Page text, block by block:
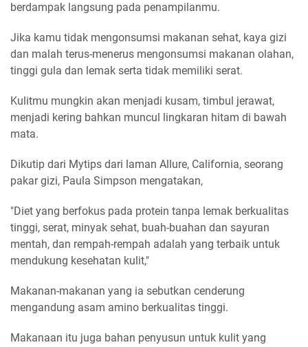
berdampak langsung pada penampilanmu.
Jika kamu tidak mengonsumsi makanan sehat, kaya gizi
dan malah terus-menerus mengonsumsi makanan olahan,
tinggi gula dan lemak serta tidak memiliki serat.
Kulitmu mungkin akan menjadi kusam, timbul jerawat,
menjadi kering bahkan muncul lingkaran hitam di bawah
mata.
Dikutip dari Mytips dari laman Allure, California, seorang
pakar gizi, Paula Simpson mengatakan,
"Diet yang berfokus pada protein tanpa lemak berkualitas
tinggi, serat, minyak sehat, buah-buahan dan sayuran
mentah, dan rempah-rempah adalah yang terbaik untuk
mendukung kesehatan kulit,"
Makanan-makanan yang ia sebutkan cenderung
mengandung asam amino berkualitas tinggi.
Makanaan itu juga bahan penyusun untuk kulit yang